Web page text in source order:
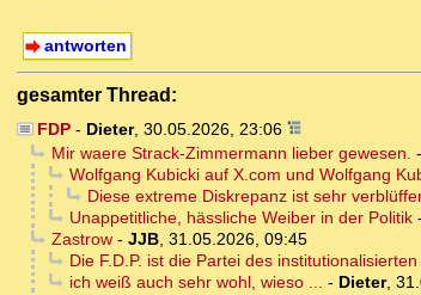
antworten
gesamter Thread:
FDP- Dieter, 30.05.2026, 23:06
Mir waere Strack-Zimmermann lieber gewesen. -
Wolfgang Kubicki auf X.com und Wolfgang
Diese extreme Diskrepanz ist sehr
Unappetitliche, hässliche Weiber in der Politik-
Zastrow- JJB, 31.05.2026, 09:45
Die F.D.P. ist die Partei des
ich weiß auch sehr wohl, wieso ... - Dieter,